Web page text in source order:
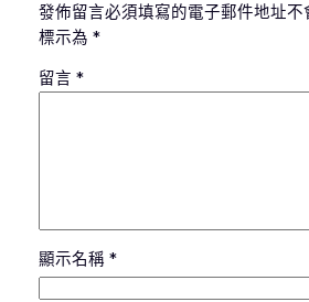
發佈留言必須填寫的電子郵件地址不
標示為 *
留言 *
顯示名稱 *